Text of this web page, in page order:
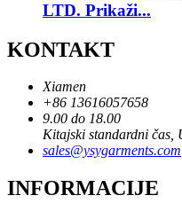
LTD. Prikaži...
KONTAKT
Xiamen
+86 13616057658
9.00 do 18.00
Kitajski standardni čas,
sales@ysygarments.com
INFORMACIJE